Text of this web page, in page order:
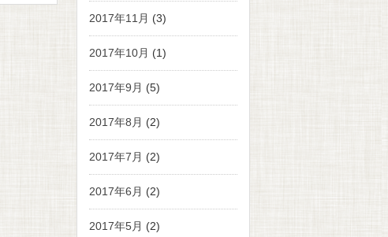
2017年11月 (3)
2017年10月 (1)
2017年9月 (5)
2017年8月 (2)
2017年7月 (2)
2017年6月 (2)
2017年5月 (2)